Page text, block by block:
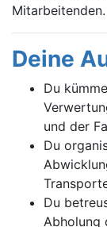
Mitarbeitenden.
Deine
Du
und der
Du
Du
Abholung